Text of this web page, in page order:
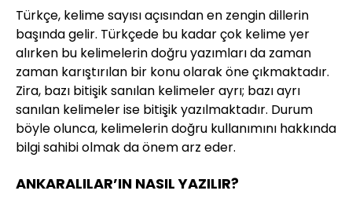
Türkçe, kelime sayısı açısından en zengin dillerin
başında gelir. Türkçede bu kadar çok kelime yer
alırken bu kelimelerin doğru yazımları da zaman
zaman karıştırılan bir konu olarak öne çıkmaktadır.
Zira, bazı bitişik sanılan kelimeler ayrı; bazı ayrı
sanılan kelimeler ise bitişik yazılmaktadır. Durum
böyle olunca, kelimelerin doğru kullanımını hakkında
bilgi sahibi olmak da önem arz eder.
ANKARALILAR’IN NASIL YAZILIR?